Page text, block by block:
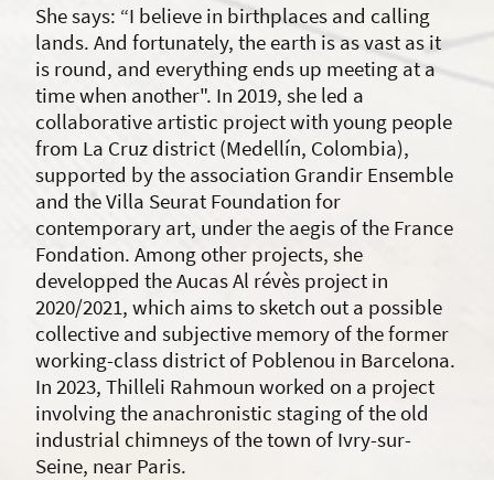
She says: “I believe in birthplaces and calling
lands. And fortunately, the earth is as vast as it
is round, and everything ends up meeting at a
time when another". In 2019, she led a
collaborative artistic project with young people
from La Cruz district (Medellín, Colombia),
supported by the association Grandir Ensemble
and the Villa Seurat Foundation for
contemporary art, under the aegis of the France
Fondation. Among other projects, she
developped the Aucas Al révès project in
2020/2021, which aims to sketch out a possible
collective and subjective memory of the former
working-class district of Poblenou in Barcelona.
In 2023, Thilleli Rahmoun worked on a project
involving the anachronistic staging of the old
industrial chimneys of the town of Ivry-sur-
Seine, near Paris.